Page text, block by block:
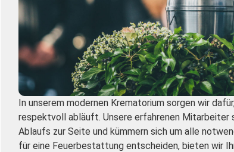
In unserem modernen Krematorium sorgen wir
respektvoll abläuft. Unsere erfahrenen Mitarbeiter
Ablaufs zur Seite und kümmern sich um alle
für eine Feuerbestattung entscheiden, bieten wir